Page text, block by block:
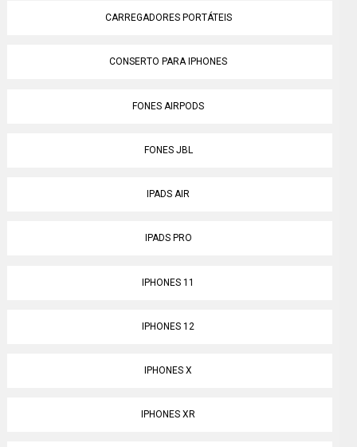
CARREGADORES PORTÁTEIS
CONSERTO PARA IPHONES
FONES AIRPODS
FONES JBL
IPADS AIR
IPADS PRO
IPHONES 11
IPHONES 12
IPHONES X
IPHONES XR